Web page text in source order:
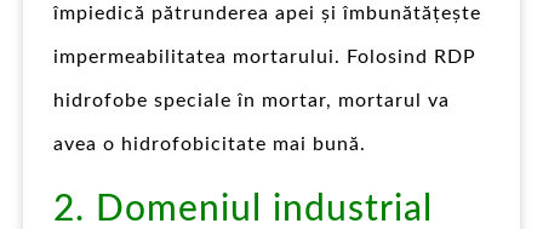
împiedică pătrunderea apei și îmbunătățește
impermeabilitatea mortarului. Folosind RDP
hidrofobe speciale în mortar, mortarul va
avea o hidrofobicitate mai bună.
2. Domeniul industrial